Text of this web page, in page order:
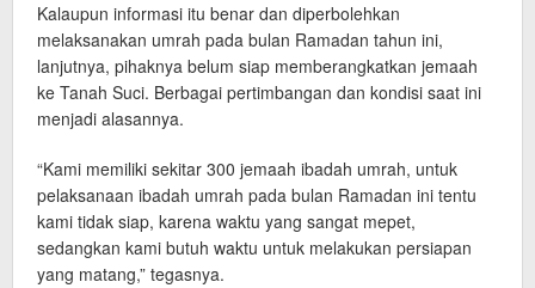
Kalaupun informasi itu benar dan diperbolehkan
melaksanakan umrah pada bulan Ramadan tahun ini,
lanjutnya, pihaknya belum siap memberangkatkan jemaah
ke Tanah Suci. Berbagai pertimbangan dan kondisi saat ini
menjadi alasannya.
“Kami memiliki sekitar 300 jemaah ibadah umrah, untuk
pelaksanaan ibadah umrah pada bulan Ramadan ini tentu
kami tidak siap, karena waktu yang sangat mepet,
sedangkan kami butuh waktu untuk melakukan persiapan
yang matang,” tegasnya.